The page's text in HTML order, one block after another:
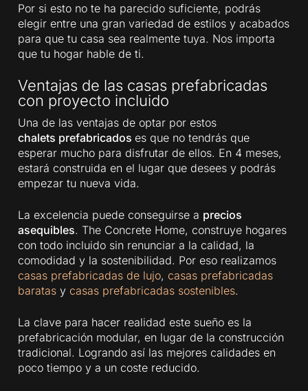
Por si esto no te ha parecido suficiente, podrás
elegir entre una gran variedad de estilos y acabados
para que tu casa sea realmente tuya. Nos importa
que tu hogar hable de ti.
Ventajas de las casas prefabricadas
con proyecto incluido
Una de las ventajas de optar por estos
chalets prefabricados es que no tendrás que
esperar mucho para disfrutar de ellos. En 4 meses,
estará construida en el lugar que desees y podrás
empezar tu nueva vida.
La excelencia puede conseguirse a precios
asequibles. The Concrete Home, construye hogares
con todo incluido sin renunciar a la calidad, la
comodidad y la sostenibilidad. Por eso realizamos
casas prefabricadas de lujo, casas prefabricadas
baratas y casas prefabricadas sostenibles.
La clave para hacer realidad este sueño es la
prefabricación modular, en lugar de la construcción
tradicional. Logrando así las mejores calidades en
poco tiempo y a un coste reducido.